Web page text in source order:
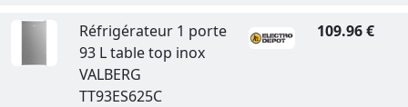
Réfrigérateur 1 porte
93 L table top inox
VALBERG
TT93ES625C
109.96 €